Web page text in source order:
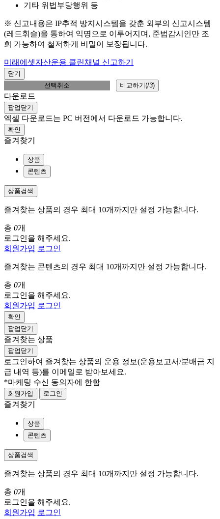
기타 위법부당행위 등
※ 신고내용은 IP추적 방지시스템을 갖춘 외부의 신고시스템
(레드휘슬)을 통하여 익명으로 이루어지며, 준법감시인만 조
회 가능하여 철저하게 비밀이 보장됩니다.
미래에셋자산운용 클린채널 신고하기
닫기
선택취소
비교하기(/3)
다운로드
팝업닫기
엑셀 다운로드는 PC 버전에서 다운로드 가능합니다.
확인
즐겨찾기
상품
콘텐츠
상품검색
즐겨찾는 상품의 경우 최대 10개까지만 설정 가능합니다.
총 0개
로그인을 해주세요.
회원가입 로그인
즐겨찾는 콘텐츠의 경우 최대 10개까지만 설정 가능합니다.
총 0개
로그인을 해주세요.
회원가입 로그인
확인
팝업닫기
즐겨찾는 상품
팝업닫기
로그인하여 즐겨찾는 상품의 운용 정보(운용보고서/분배금 지
급 내역 등)를 이메일로 받아보세요.
*마케팅 수신 동의자에 한함
회원가입 로그인
즐겨찾기
상품
콘텐츠
상품검색
즐겨찾는 상품의 경우 최대 10개까지만 설정 가능합니다.
총 0개
로그인을 해주세요.
회원가입 로그인